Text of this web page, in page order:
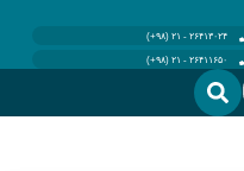
۲۶۴۱۳۰۲۴ - ۲۱ (۹۸+)
۲۶۴۱۱۶۵۰ - ۲۱ (۹۸+)